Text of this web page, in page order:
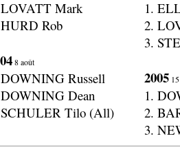
Mark
Rob
8 août
Russell
Dean
Tilo (All)
1.
2.
3.
2005
1.
2.
3.